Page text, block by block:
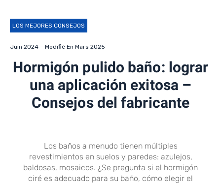
LOS MEJORES CONSEJOS
Juin 2024 – Modifié En Mars 2025
Hormigón pulido baño: lograr
una aplicación exitosa –
Consejos del fabricante
Los baños a menudo tienen múltiples
revestimientos en suelos y paredes: azulejos,
baldosas, mosaicos. ¿Se pregunta si el hormigón
ciré es adecuado para su baño, cómo elegir el